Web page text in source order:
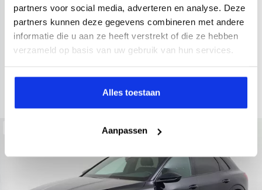
partners voor social media, adverteren en analyse. Deze
partners kunnen deze gegevens combineren met andere
informatie die u aan ze heeft verstrekt of die ze hebben
verzameld op basis van uw gebruik van hun services.
Alles toestaan
Aanpassen
34.998 km 437 km actieradius
Elektrisch
electronic climate controle
elektrisch glazen panorama-dak
Kopen
36.895,-
Private lease
793,- p.m.